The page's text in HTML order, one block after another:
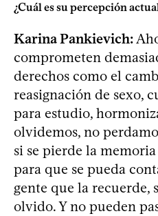
¿Cuál es su percepción
Karina Pankievich:
comprometen
derechos como el
reasignación de sexo,
para estudio,
olvidemos, no
si se pierde la
para que se pueda
gente que la recuerde,
olvido. Y no pueden